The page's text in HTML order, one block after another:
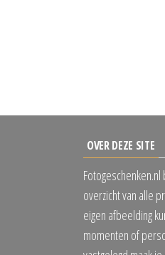
OVER DEZE SITE
overzicht van alle
eigen afbeelding
momenten of